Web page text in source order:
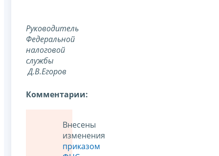
Руководитель
Федеральной
налоговой
службы
Д.В.Егоров
Комментарии:
Внесены
изменения
приказом